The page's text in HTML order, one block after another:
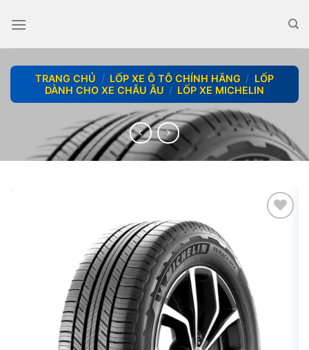
TRANG CHỦ / LỐP XE Ô TÔ CHÍNH HÃNG / LỐP
DÀNH CHO XE CHÂU ÂU / LỐP XE MICHELIN